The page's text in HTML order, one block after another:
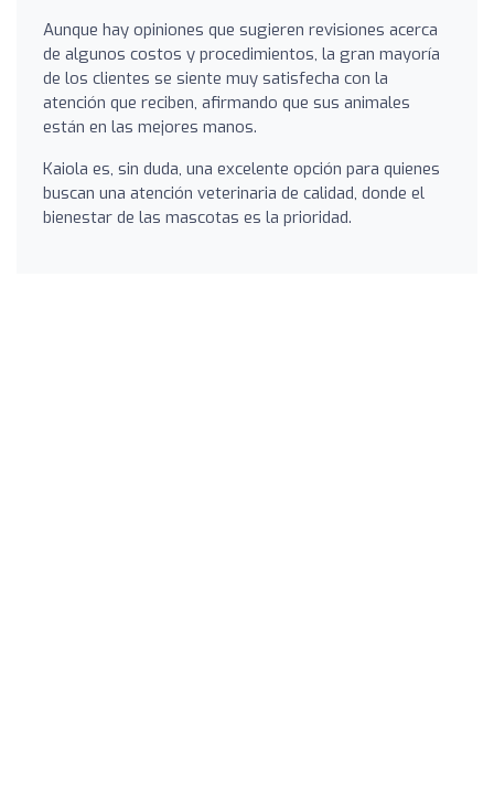
Aunque hay opiniones que sugieren revisiones acerca
de algunos costos y procedimientos, la gran mayoría
de los clientes se siente muy satisfecha con la
atención que reciben, afirmando que sus animales
están en las mejores manos.
Kaiola es, sin duda, una excelente opción para quienes
buscan una atención veterinaria de calidad, donde el
bienestar de las mascotas es la prioridad.